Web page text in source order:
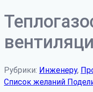
Рубрики: Инженеру,
Список желаний